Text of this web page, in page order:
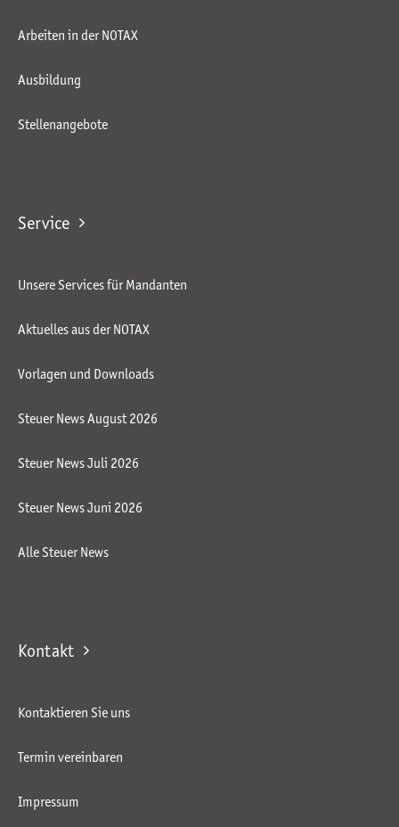
Arbeiten in der NOTAX
Ausbildung
Stellenangebote
Service
Unsere Services für Mandanten
Aktuelles aus der NOTAX
Vorlagen und Downloads
Steuer News August 2026
Steuer News Juli 2026
Steuer News Juni 2026
Alle Steuer News
Kontakt
Kontaktieren Sie uns
Termin vereinbaren
Impressum